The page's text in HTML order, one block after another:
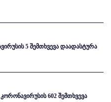
5 შემთხვევა დაადასტურა
602 შემთხვევა